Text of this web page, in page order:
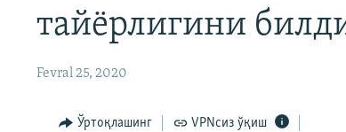
тайëрлигини
Fevral 25, 2020
Ўртоқлашинг VPNсиз ўқиш